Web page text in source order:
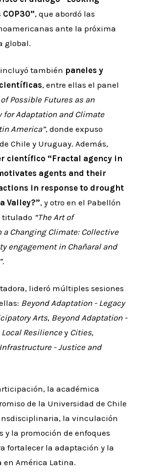
, que abordó las
ante la próxima
global.
también paneles y
, entre ellas el panel
Possible Futures as an
for Adaptation and Climate
America”, donde expuso
Chile y Uruguay. Además,
científico “Fractal agency in
agents and their
in response to drought
Valley?”, y otro en el Pabellón
titulado “The Art of
a Changing Climate: Collective
engagement in Chañaral and
.
lideró múltiples sesiones
Beyond Adaptation - Legacy
Arts, Beyond Adaptation -
Resilience y Cities,
- Justice and
la académica
de la Universidad de Chile
la vinculación
y la promoción de enfoques
fortalecer la adaptación y la
América Latina.